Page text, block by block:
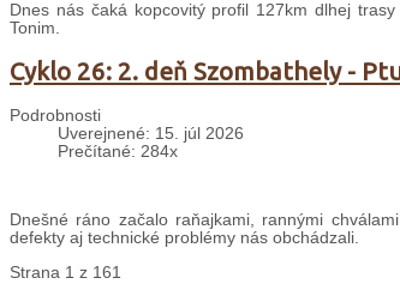
Dnes nás čaká kopcovitý profil 127km dlhej
Tonim.
Cyklo 26: 2. deň Szombathely -
Podrobnosti
Uverejnené: 15. júl 2026
Prečítané: 284x
Dnešné ráno začalo raňajkami, rannými
defekty aj technické problémy nás obchádzali.
Strana 1 z 161